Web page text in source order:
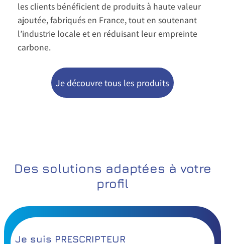
les clients bénéficient de produits à haute valeur
ajoutée, fabriqués en France, tout en soutenant
l’industrie locale et en réduisant leur empreinte
carbone.
Je découvre tous les produits
Des solutions adaptées à votre
profil
Je suis PRESCRIPTEUR